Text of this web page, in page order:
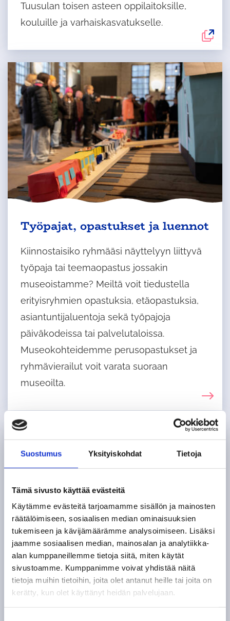
Suostumus Yksityiskohdat Tietoja
Tämä sivusto käyttää evästeitä
Käytämme evästeitä tarjoamamme sisällön ja mainosten
räätälöimiseen, sosiaalisen median ominaisuuksien
tukemiseen ja kävijämäärämme analysoimiseen. Lisäksi
jaamme sosiaalisen median, mainosalan ja analytiikka-
alan kumppaneillemme tietoja siitä, miten käytät
sivustoamme. Kumppanimme voivat yhdistää näitä
tietoja muihin tietoihin, joita olet antanut heille tai joita on
kerätty, kun olet käyttänyt heidän palvelujaan.
Tuusulan toisen asteen oppilaitoksille,
kouluille ja varhaiskasvatukselle.
Työpajat, opastukset ja luennot
Kiinnostaisiko ryhmääsi näyttelyyn liittyvä
työpaja tai teemaopastus jossakin
museoistamme? Meiltä voit tiedustella
erityisryhmien opastuksia, etäopastuksia,
asiantuntijaluentoja sekä työpajoja
päiväkodeissa tai palvelutaloissa.
Museokohteidemme perusopastukset ja
ryhmävierailut voit varata suoraan
museoilta.
Oppimateriaalit
Tuotamme oppimateriaaleja ja digitaalisia
sisältöjä, jotka ovat vapaasti kaikkien